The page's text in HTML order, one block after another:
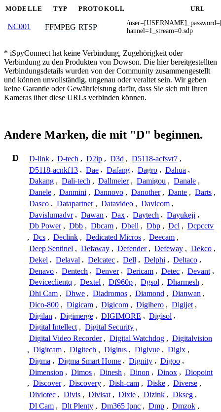
MODELLE TYP PROTOKOLL URL
NC001 FFMPEG RTSP
/
hannel=1_stream=0.sdp
* iSpyConnect hat keine Verbindung, Zugehörigkeit oder
Verbindung zu den Produkten von Dowson. Die hier bereitgestellten
Verbindungsdetails wurden von der Community zusammengestellt
und können unvollständig, ungenau oder veraltet sein. Wir geben
keine Garantie oder Gewährleistung dafür, dass Sie sich mit Ihren
Kameras über diese URLs verbinden können.
Andere Marken, die mit "D" beginnen.
D D-link , D-tech , D2ip , D3d , D5118-acfsvt7 ,
D5118-acnkf13 , Dae , Dafang , Dagro , Dahua ,
Dakang , Dali-tech , Dallmeier , Damigou , Danale ,
Danele , Danmini , Dannovo , Danother , Dante , Darts ,
Dasco , Datapartner , Datavideo , Davicom ,
Davislumadvr , Dawan , Dax , Daytech , Dayukeji ,
Db Power , Dbb , Dbcam , Dbell , Dbp , Dcl , Dcpcctv
, Dcs , Declink , Dedicated Micros , Deecam ,
Deep Sentinel , Defaway , Defender , Defeway , Dekco ,
Dekel , Delaval , Delcatec , Dell , Delphi , Deltaco ,
Denavo , Dentech , Denver , Dericam , Detec , Devant ,
Deviceclientq , Dextel , Df960p , Dgsol , Dharmesh ,
Dhi Cam , Dhwe , Diadromos , Diamond , Dianwan ,
Dico-800 , Digicam , Digicom , Digihero , Digijet ,
Digilan , Digimerge , DIGIMORE , Digisol ,
Digital Intellect , Digital Security ,
Digital Video Recorder , Digital Watchdog , Digitalvision
, Digitcam , Digitech , Digitus , Digivue , Digix ,
Digma , Digma Smart Home , Dignity , Digoo ,
Dimension , Dimos , Dinesh , Dinon , Dinox , Diopoint
, Discover , Discovery , Dish-cam , Diske , Diverse ,
Diviotec , Divis , Divisat , Dixie , Dizink , Dkseg ,
Dl Cam , Dlt Plenty , Dm365 Ipnc , Dmp , Dmzok ,